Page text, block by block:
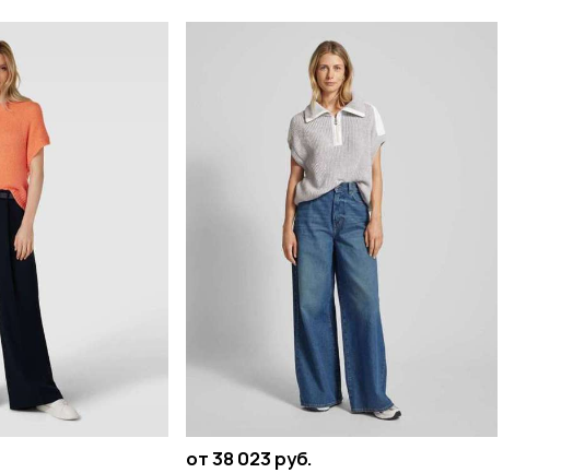
от 38 023 руб.